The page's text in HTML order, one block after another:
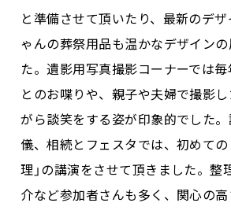
と準備させて頂いたり、最新のデ
ゃんの葬祭用品も温かなデザイン
た。遺影用写真撮影コーナーでは
とのお喋りや、親子や夫婦で撮影
がら談笑をする姿が印象的でした
儀、相続とフェスタでは、初めての
理」の講演をさせて頂きました。整
介など参加者さんも多く、関心の